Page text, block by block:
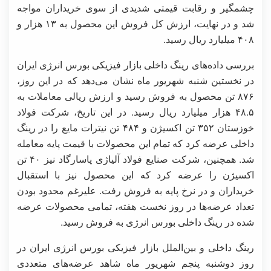
چشمگیر و رقابت قیمتی شدیدی از سوی خریداران مواجه
شد و در نهایت، ارزش کل فروش این محصول به ۱۳ هزار و
۴۰۸ میلیارد ریال رسید.
بررسی داده‌های رینگ داخلی بازار فیزیکی بورس انرژی ایران
در نخستین شنبه شهریور ماه نشان می‌دهد که در این روز،
۸۷۶ تن محصول به فروش رسید و ارزش ریالی معاملات به
۴۸.۵ هزار میلیارد ریال رسید. در این تاریخ، شرکت فولاد
خوزستان ۳۵۲ تن اکسیژن و ۴۸۴ تن نیترات مایع را در رینگ
داخلی عرضه کرد که تمام این محصولات با قیمت پایه معامله
شد. همچنین، شرکت صنایع فولاد آلیاژی پاسارگاد نیز ۴۰ تن
اکسیژن را عرضه کرد که این محصول نیز با استقبال
خریداران و در نرخ پایه به فروش رفت. علیرغم محدود بودن
تعداد عرضه‌ها در روز نخست هفته، تمامی محصولات عرضه
شده در رینگ داخلی بورس انرژی به فروش رسید.
رینگ داخلی و بین‌الملل بازار فیزیکی بورس انرژی ایران در
روز دوشنبه پنجم شهریور ماه شاهد عرضه‌های متعددی